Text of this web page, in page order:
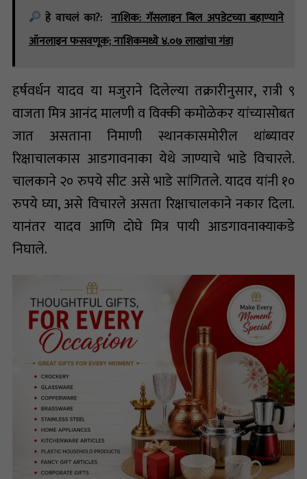
हे वाचलं का?: नाशिक: गॅसलाइन बिल अपडेटच्या बहाण्याने
ऑनलाइन फसवणूक; नाशिकमध्ये ४.०७ लाखांचा गंडा
हर्षवर्धन यादव या मजुराने दिलेल्या तक्रारीनुसार, रात्री ९
वाजता मित्र आनंद मालणी व विक्की कमोळेकर यांच्यासोबत
जात असताना निमाणी स्थानकासमोरील थांब्यावर
रिक्षाचालकास आडगावनाका येथे जाण्याचे भाडे विचारले.
चालकाने २० रुपये सीट असे भाडे सांगितले. यादव यांनी १०
रुपये घ्या, असे विचारले असता रिक्षाचालकाने नकार दिला.
यानंतर यादव आणि दोघे मित्र पायी आडगावनाक्याकडे
निघाले.